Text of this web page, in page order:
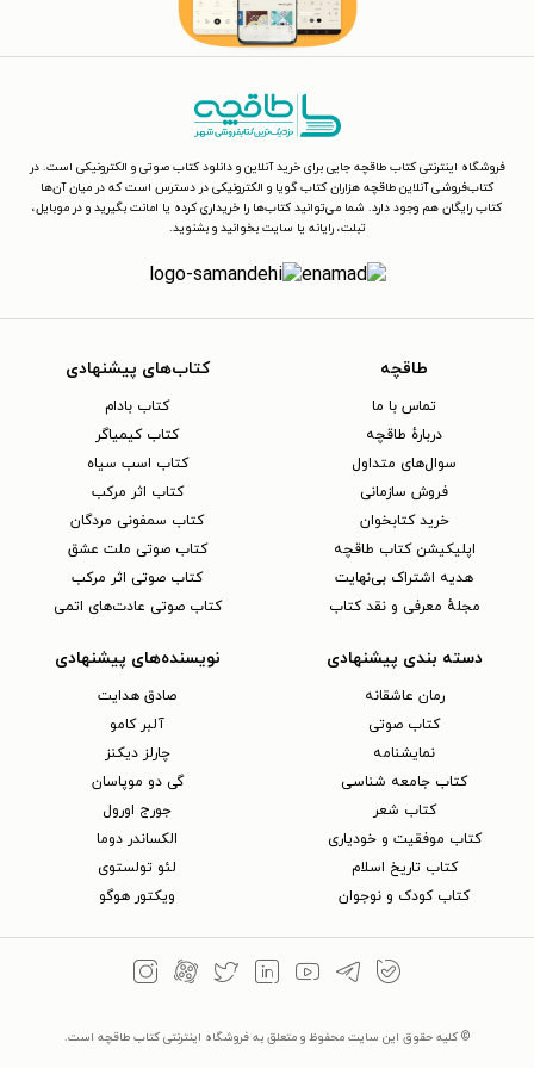
فروشگاه اینترنتی کتاب طاقچه جایی برای خرید آنلاین و دانلود کتاب صوتی و الکترونیکی است. در
کتاب‌فروشی آنلاین طاقچه هزاران کتاب گویا و الکترونیکی در دسترس است که در میان آن‌ها
کتاب رایگان هم وجود دارد. شما می‌توانید کتاب‌ها را خریداری کرده یا امانت بگیرید و در موبایل،
تبلت، رایانه یا سایت بخوانید و بشنوید.
طاقچه
تماس با ما
دربارهٔ طاقچه
سوال‌های متداول
فروش سازمانی
خرید کتابخوان
اپلیکیشن کتاب طاقچه
هدیه اشتراک بی‌نهایت
مجلهٔ معرفی و نقد کتاب
کتاب‌های پیشنهادی
کتاب بادام
کتاب کیمیاگر
کتاب اسب سیاه
کتاب اثر مرکب
کتاب سمفونی مردگان
کتاب صوتی ملت عشق
کتاب صوتی اثر مرکب
کتاب صوتی عادت‌های اتمی
دسته بندی پیشنهادی
رمان عاشقانه
کتاب‌ صوتی
نمایشنامه
کتاب جامعه شناسی
کتاب شعر
کتاب موفقیت و خودیاری
کتاب تاریخ اسلام
کتاب کودک و نوجوان
نویسنده‌های پیشنهادی
صادق هدایت
آلبر کامو
چارلز دیکنز
گی دو موپاسان
جورج اورول
الکساندر دوما
لئو تولستوی
ویکتور هوگو
© کلیه حقوق این سایت محفوظ و متعلق به فروشگاه اینترنتی کتاب طاقچه است.